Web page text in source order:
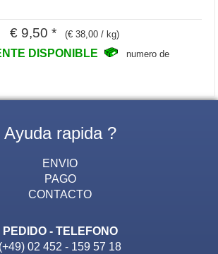
€ 9,50 * (€ 38,00 / kg)
DISPONIBLE
numero de
Ayuda rapida ?
ENVIO
PAGO
CONTACTO
PEDIDO - TELEFONO
(+49) 02 452 - 159 57 18